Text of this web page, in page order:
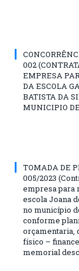
002
EMPRESA
DA ESCOLA
BATISTA DA
MUNICIPIO
TOMADA DE
005/2023
empresa para
escola Joana
no município
conforme
orçamentaria,
físico –
memorial